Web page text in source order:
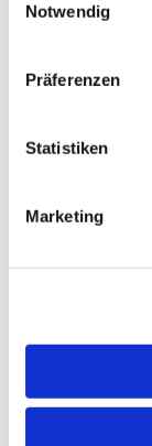
Notwendig
Präferenzen
Statistiken
Marketing